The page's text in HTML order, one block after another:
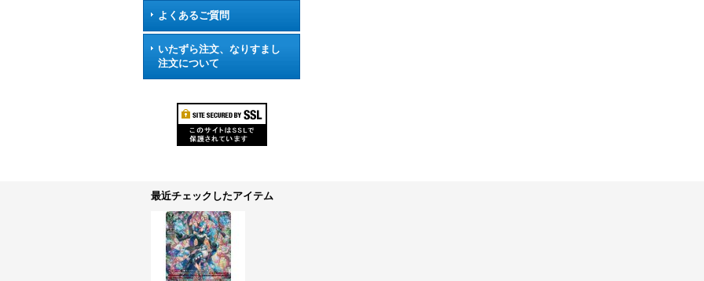
よくあるご質問
いたずら注文、なりすまし
注文について
最近チェックしたアイテム